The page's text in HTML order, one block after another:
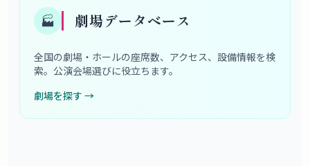
🏭 劇場データベース
全国の劇場・ホールの座席数、アクセス、設備情報を検
索。公演会場選びに役立ちます。
劇場を探す →